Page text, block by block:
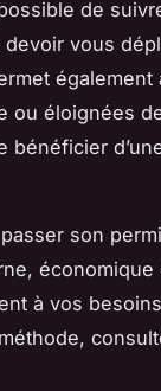
de
vous
également
ou éloignées
bénéficier
son
à vos